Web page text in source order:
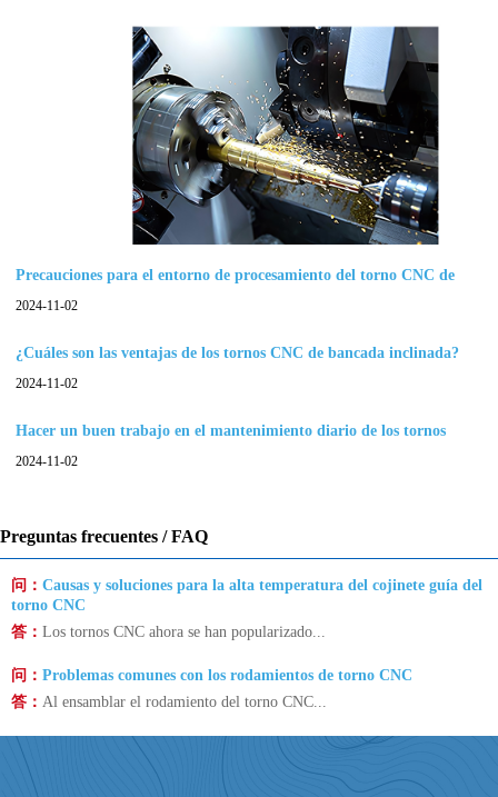
Precauciones para el entorno de procesamiento del torno CNC de
2024-11-02
¿Cuáles son las ventajas de los tornos CNC de bancada inclinada?
2024-11-02
Hacer un buen trabajo en el mantenimiento diario de los tornos
2024-11-02
Preguntas frecuentes / FAQ
问： Causas y soluciones para la alta temperatura del cojinete guía del
torno CNC
答： Los tornos CNC ahora se han popularizado...
问： Problemas comunes con los rodamientos de torno CNC
答： Al ensamblar el rodamiento del torno CNC...